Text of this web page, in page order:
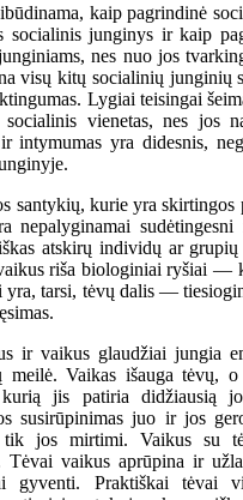
kaip pagrindinė
socialinis junginys ir kaip
nes nuo jos
visų kitų socialinių junginių
Lygiai teisingai
vienetas, nes jos
intymumas yra didesnis,
kurie yra skirtingos
nepalyginamai sudėtingesni
atskirų individų ar grupių
riša biologiniai ryšiai
yra, tarsi, tėvų dalis —
vaikus glaudžiai jungia
Vaikas išauga tėvų, o
jis patiria didžiausią
susirūpinimas juo ir jos
tik jos mirtimi. Vaikus su
Tėvai vaikus aprūpina ir
gyventi. Praktiškai tėvai